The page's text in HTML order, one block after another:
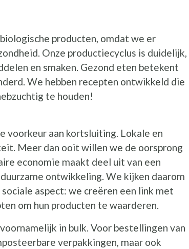
producten, omdat we er
Onze productiecyclus is duidelijk,
en smaken. Gezond eten betekent
We hebben recepten ontwikkeld die
te houden!
voorkeur aan kortsluiting. Lokale en
Meer dan ooit willen we de oorsprong
economie maakt deel uit van een
ontwikkeling. We kijken daarom
aspect: we creëren een link met
om hun producten te waarderen.
in bulk. Voor bestellingen van
verpakkingen, maar ook